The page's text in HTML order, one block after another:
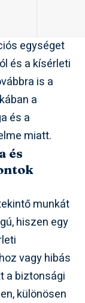
egységet
és a kísérleti
is a
a
és a
miatt.
és
munkát
hiszen egy
vagy hibás
a biztonsági
különösen